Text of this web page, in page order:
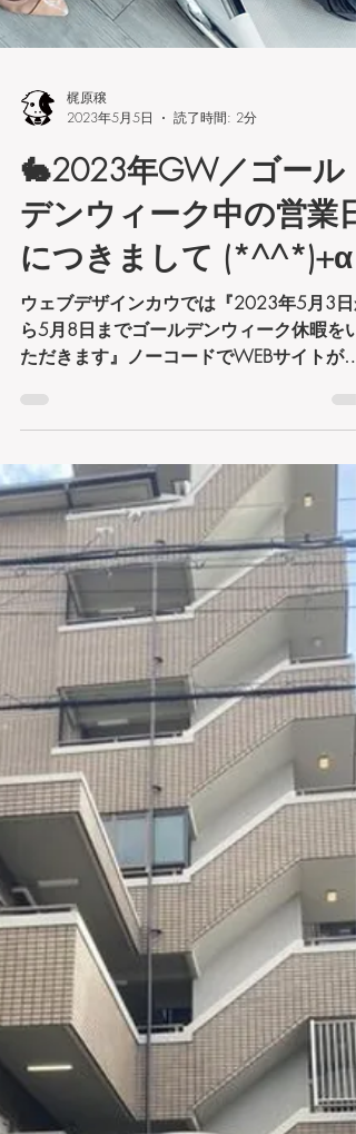
梶原穣
2023年5月5日
読了時間: 2分
🐇2023年GW／ゴール
デンウィーク中の営業日
につきまして (*^^*)+α
ウェブデザインカウでは『2023年5月3日
ら5月8日までゴールデンウィーク休暇をい
ただきます』ノーコードでWEBサイトが作
成・更新ができる事で有名な【WIX（ウィ
クス）】ではＪＳ（Javascript）言語が使え
す。データベース運用やサイトデザインな
色々な機能。お客様にあ